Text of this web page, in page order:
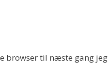
browser til næste gang jeg